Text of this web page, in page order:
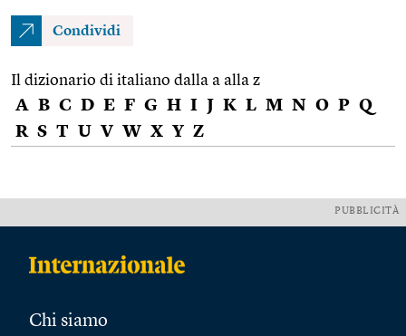
Condividi
Il dizionario di italiano dalla a alla z
A B C D E F G H I J K L M N O P Q
R S T U V W X Y Z
PUBBLICITÀ
Chi siamo